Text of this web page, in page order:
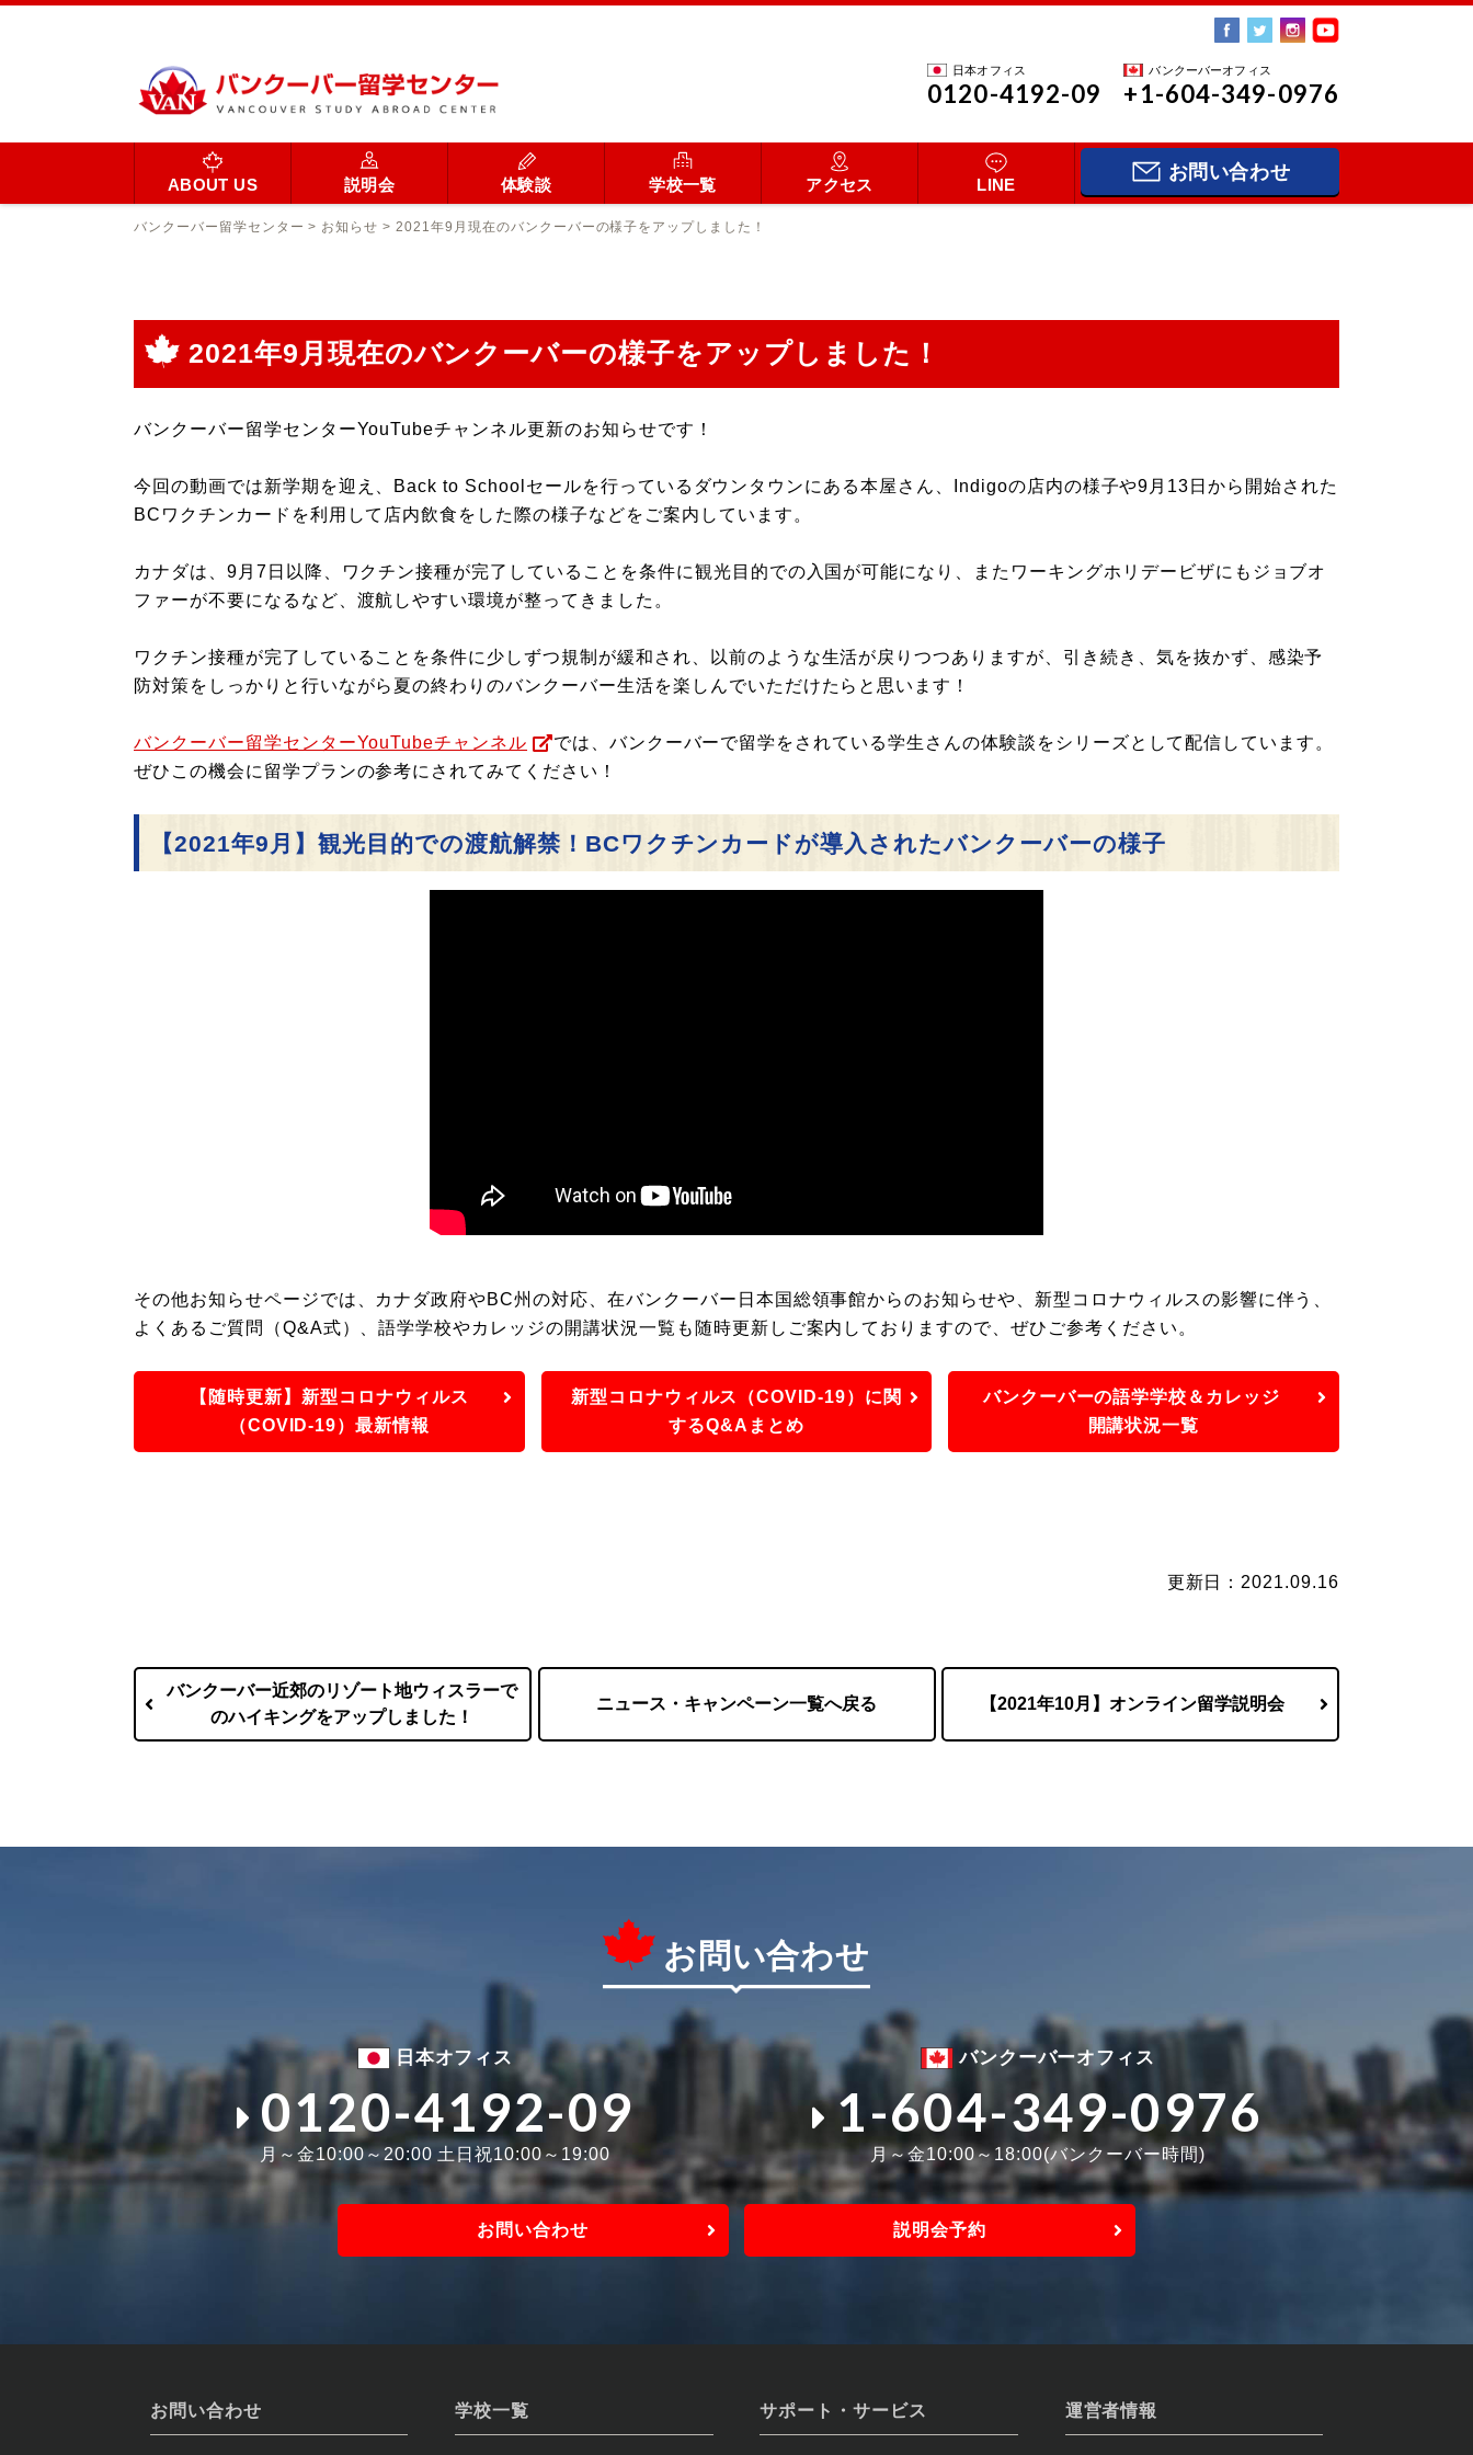
日本オフィス
0120-4192-09
バンクーバーオフィス
+1-604-349-0976
ABOUT US 説明会 体験談 学校一覧 アクセス LINE
お問い合わせ
バンクーバー留学センター > お知らせ > 2021年9月現在のバンクーバーの様子をアップしました！
2021年9月現在のバンクーバーの様子をアップしました！
バンクーバー留学センターYouTubeチャンネル更新のお知らせです！
今回の動画では新学期を迎え、Back to Schoolセールを行っているダウンタウンにある本屋さん、Indigoの店内の様子や9月13日から開始された
BCワクチンカードを利用して店内飲食をした際の様子などをご案内しています。
カナダは、9月7日以降、ワクチン接種が完了していることを条件に観光目的での入国が可能になり、またワーキングホリデービザにもジョブオ
ファーが不要になるなど、渡航しやすい環境が整ってきました。
ワクチン接種が完了していることを条件に少しずつ規制が緩和され、以前のような生活が戻りつつありますが、引き続き、気を抜かず、感染予
防対策をしっかりと行いながら夏の終わりのバンクーバー生活を楽しんでいただけたらと思います！
バンクーバー留学センターYouTubeチャンネル
では、バンクーバーで留学をされている学生さんの体験談をシリーズとして配信しています。
ぜひこの機会に留学プランの参考にされてみてください！
【2021年9月】観光目的での渡航解禁！BCワクチンカードが導入されたバンクーバーの様子
その他お知らせページでは、カナダ政府やBC州の対応、在バンクーバー日本国総領事館からのお知らせや、新型コロナウィルスの影響に伴う、
よくあるご質問（Q&A式）、語学学校やカレッジの開講状況一覧も随時更新しご案内しておりますので、ぜひご参考ください。
【随時更新】新型コロナウィルス
（COVID-19）最新情報
新型コロナウィルス（COVID-19）に関
するQ&Aまとめ
バンクーバーの語学学校＆カレッジ
開講状況一覧
更新日：2021.09.16
バンクーバー近郊のリゾート地ウィスラーで
のハイキングをアップしました！
ニュース・キャンペーン一覧へ戻る 【2021年10月】オンライン留学説明会
お問い合わせ
日本オフィス
0120-4192-09
月～金10:00～20:00 土日祝10:00～19:00
バンクーバーオフィス
1-604-349-0976
月～金10:00～18:00(バンクーバー時間)
お問い合わせ 説明会予約
お問い合わせ 学校一覧 サポート・サービス 運営者情報